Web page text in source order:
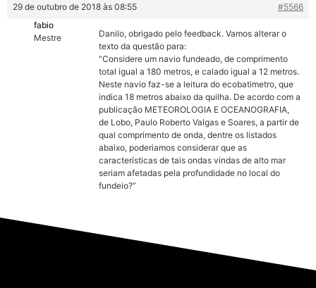
29 de outubro de 2018 às 08:55
#5566
fabio
Mestre
Danilo, obrigado pelo feedback. Vamos alterar o
texto da questão para:
“Considere um navio fundeado, de comprimento
total igual a 180 metros, e calado igual a 12 metros.
Neste navio faz-se a leitura do ecobatimetro, que
indica 18 metros abaixo da quilha. De acordo com a
publicação METEOROLOGIA E OCEANOGRAFIA,
de Lobo, Paulo Roberto Valgas e Soares, a partir de
qual comprimento de onda, dentre os listados
abaixo, poderiamos considerar que as
características de tais ondas vindas de alto mar
seriam afetadas pela profundidade no local do
fundeio?”